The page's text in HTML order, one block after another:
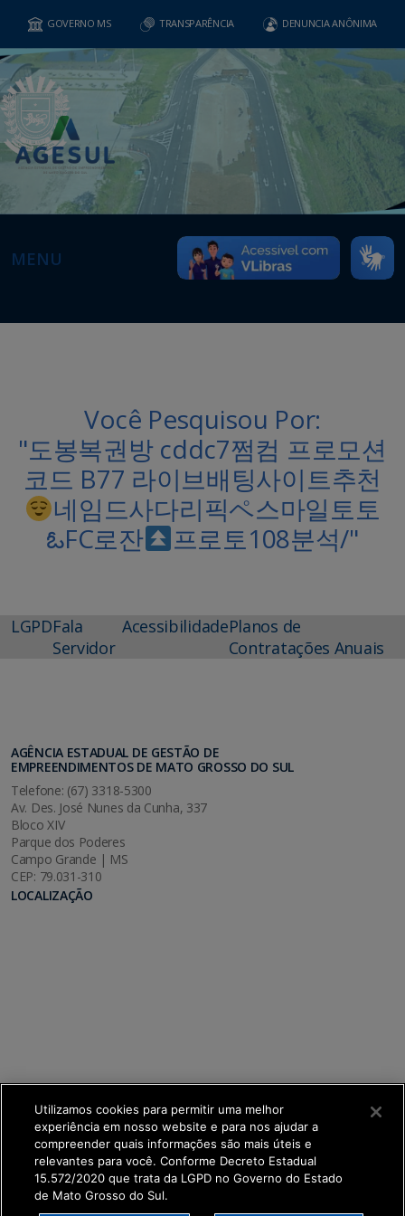
GOVERNO MS TRANSPARÊNCIA DENUNCIA ANÔNIMA
MENU
Você Pesquisou Por:
"도봉복권방 cddc7쩜컴 프로모션
코드 B77 라이브배팅사이트추천
네임드사다리픽ペ스마일토토
ఓFC로잔
프로토108분석/"
LGPDFala
Servidor
AcessibilidadePlanos de
Contratações Anuais
AGÊNCIA ESTADUAL DE GESTÃO DE
EMPREENDIMENTOS DE MATO GROSSO DO SUL
Telefone: (67) 3318-5300
Av. Des. José Nunes da Cunha, 337
Bloco XIV
Parque dos Poderes
Campo Grande | MS
CEP: 79.031-310
LOCALIZAÇÃO
Utilizamos cookies para permitir uma melhor
experiência em nosso website e para nos ajudar a
compreender quais informações são mais úteis e
relevantes para você. Conforme Decreto Estadual
15.572/2020 que trata da LGPD no Governo do Estado
de Mato Grosso do Sul.